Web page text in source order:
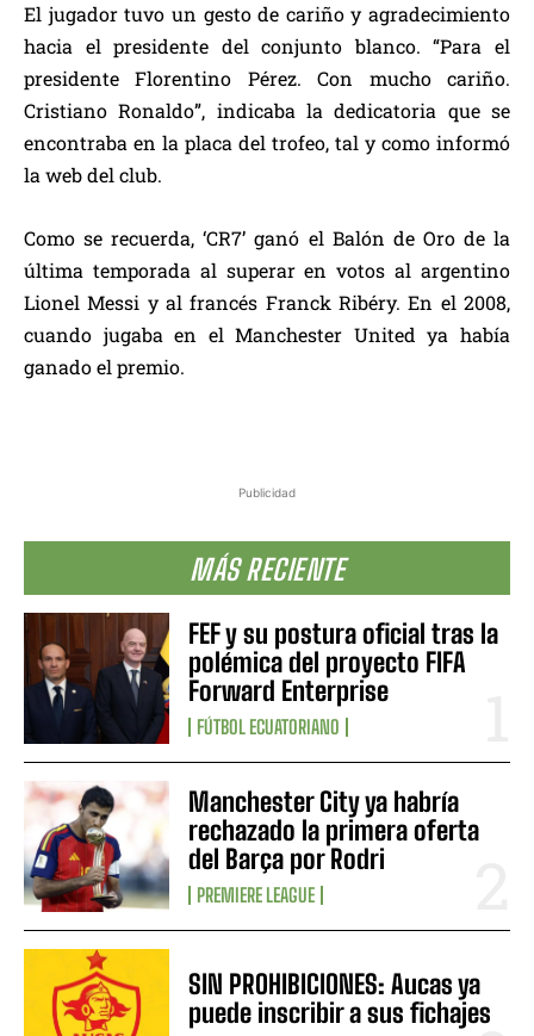
Publicidad
MÁS RECIENTE
FEF y su postura oficial tras la
polémica del proyecto FIFA
Forward Enterprise
FÚTBOL ECUATORIANO
Manchester City ya habría
rechazado la primera oferta
del Barça por Rodri
PREMIERE LEAGUE
SIN PROHIBICIONES: Aucas ya
puede inscribir a sus fichajes
El jugador tuvo un gesto de cariño y agradecimiento
hacia el presidente del conjunto blanco. “Para el
presidente Florentino Pérez. Con mucho cariño.
Cristiano Ronaldo”, indicaba la dedicatoria que se
encontraba en la placa del trofeo, tal y como informó
la web del club.
Como se recuerda, ‘CR7’ ganó el Balón de Oro de la
última temporada al superar en votos al argentino
Lionel Messi y al francés Franck Ribéry. En el 2008,
cuando jugaba en el Manchester United ya había
ganado el premio.